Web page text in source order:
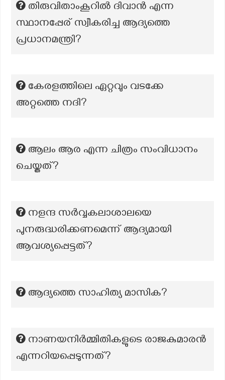
തിരുവിതാംകൂറിൽ ദിവാൻ എന്ന
സ്ഥാനപ്പേര് സ്വീകരിച്ച ആദ്യത്തെ
പ്രധാനമന്ത്രി?
കേരളത്തിലെ ഏറ്റവും വടക്കേ
അറ്റത്തെ നദി?
ആലം ആര എന്ന ചിത്രം സംവിധാനം
ചെയ്തത്?
നളന്ദ സർവ്വകലാശാലയെ
പുനരുദ്ധരിക്കണമെന്ന് ആദ്യമായി
ആവശ്യപ്പെട്ടത്?
ആദ്യത്തെ സാഹിത്യ മാസിക?
നാണയനിർമ്മിതികളുടെ രാജകുമാരൻ
എന്നറിയപ്പെടുന്നത്?